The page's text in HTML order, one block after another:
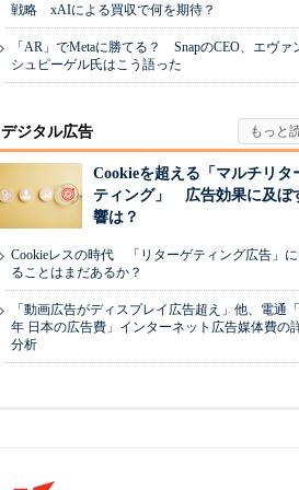
戦略 xAIによる買収で何を期待？
「AR」でMetaに勝てる？ SnapのCEO、エヴァ
シュピーゲル氏はこう語った
デジタル広告
Cookieを超える「マルチリタ
ティング」 広告効果に及ぼ
響は？
Cookieレスの時代 「リターゲティング広告」に
ることはまだあるか？
「動画広告がディスプレイ広告超え」他、電通
年 日本の広告費」インターネット広告媒体費の
分析